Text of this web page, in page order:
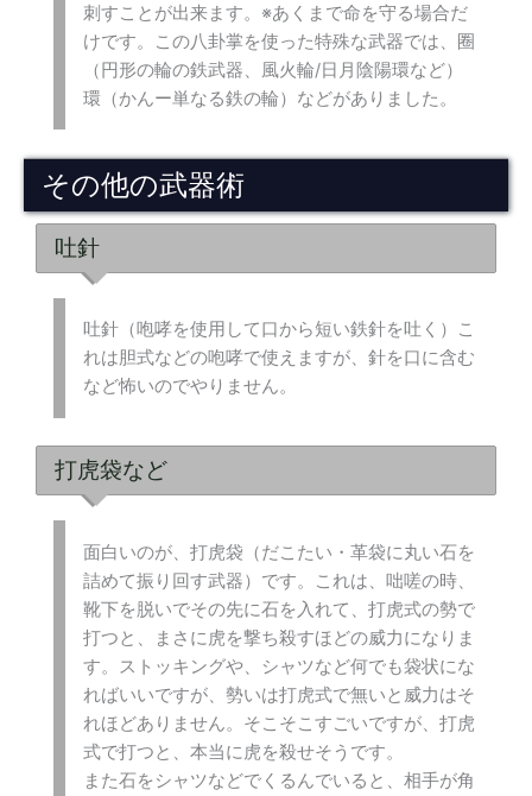
刺すことが出来ます。※あくまで命を守る場合だ
けです。この八卦掌を使った特殊な武器では、圈
（円形の輪の鉄武器、風火輪/日月陰陽環など）
環（かんー単なる鉄の輪）などがありました。
その他の武器術
吐針
吐針（咆哮を使用して口から短い鉄針を吐く）こ
れは胆式などの咆哮で使えますが、針を口に含む
など怖いのでやりません。
打虎袋など
面白いのが、打虎袋（だこたい・革袋に丸い石を
詰めて振り回す武器）です。これは、咄嗟の時、
靴下を脱いでその先に石を入れて、打虎式の勢で
打つと、まさに虎を撃ち殺すほどの威力になりま
す。ストッキングや、シャツなど何でも袋状にな
ればいいですが、勢いは打虎式で無いと威力はそ
れほどありません。そこそこすごいですが、打虎
式で打つと、本当に虎を殺せそうです。
また石をシャツなどでくるんでいると、相手が角